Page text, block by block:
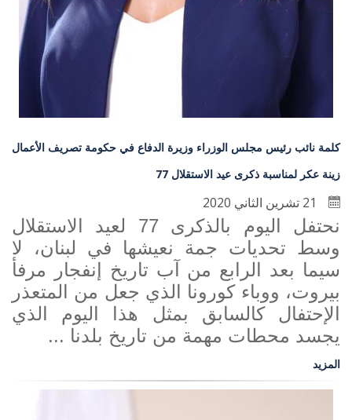
كلمة نائب رئيس مجلس الوزراء وزيرة الدفاع في حكومة تصريف الأعمال
زينة عكر لمناسبة ذكرى عيد الاستقلال 77
نحتفل اليوم بالذكرى 77 لعيد الاستقلال
وسط تحديات جمة نعيشها في لبنان، لا
سيما بعد الرابع من آب تاريخ إنفجار مرفأ
بيروت، ووباء كورونا الذي جعل من المتعذر
الإحتفال كالسابق بمثل هذا اليوم الذي
يجسد محطات مهمة من تاريخ بلدنا ...
المزيد